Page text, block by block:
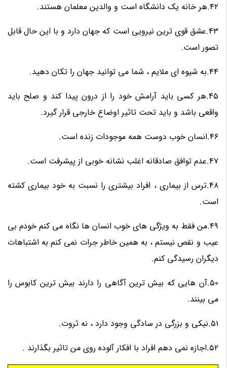
42.هر خانه یک دانشگاه است و والدین معلمان هستند.
43.عشق قوی ترین نیرویی است که جهان دارد و با این حال قابل
تصور است.
44.به شیوه ای ملایم ، شما می توانید جهان را تکان دهید.
45.هر کسی باید آرامش خود را از درون پیدا کند و صلح باید
واقعی باشد و باید تحت تاثیر اوضاع خارجی قرار گیرد.
46.انسان خوب دوست همه موجودات زنده است.
47.عدم توافق صادقانه اغلب نشانه خوبی از پیشرفت است.
48.ترس از بیماری ، افراد بیشتری را نسبت به خود بیماری کشته
است.
49.من فقط به ویژگی های خوب انسان ها نگاه می کنم خودم بی
عیب و نقص نیستم ، به همین خاطر جرات نمی کنم به اشتباهات
دیگران رسیدگی کنم.
50.آن هایی که بیش ترین آگاهی را دارند بیش ترین کابوس را
می بینند.
51.نیکی و بزرگی در سادگی وجود دارد ، نه ثروت.
52.اجازه نمی دهم افراد با افکار آلوده روی من تاثیر بگذارند .